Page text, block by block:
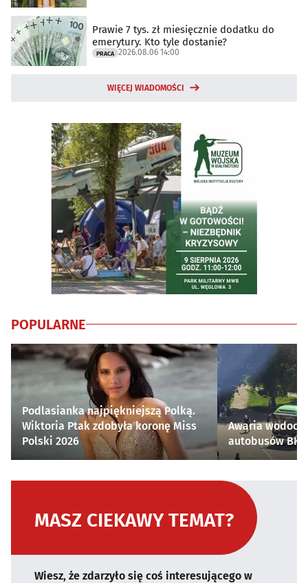
Prawie 7 tys. zł miesięcznie dodatku do
emerytury. Kto tyle dostanie?
PRACA 2026.08.06 14:00
WIĘCEJ WIADOMOŚCI
POPULARNE
Podlasianka najpiękniejszą Polką.
Wiktoria Ptak zdobyła koronę Miss
Polski 2026
Awaria
autobusów
MASZ CIEKAWY TEMAT?
Wiesz, że zdarzyło się coś interesującego w